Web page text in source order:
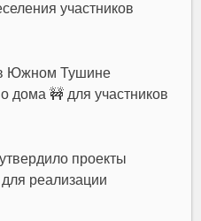
участников
Южном Тушине
дома 🚧 для участников
проекты
реализации